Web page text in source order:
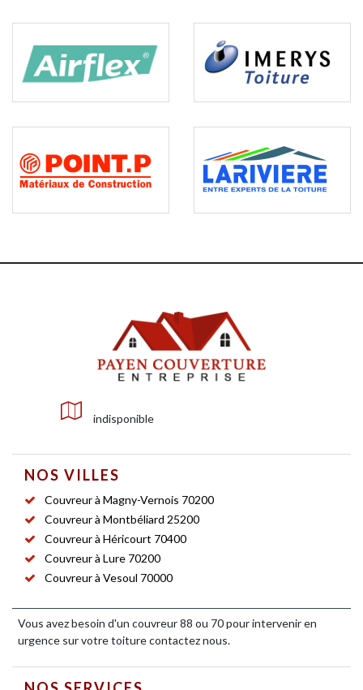
indisponible
NOS VILLES
Couvreur à Magny-Vernois 70200
Couvreur à Montbéliard 25200
Couvreur à Héricourt 70400
Couvreur à Lure 70200
Couvreur à Vesoul 70000
Vous avez besoin d'un couvreur 88 ou 70 pour intervenir en
urgence sur votre toiture contactez nous.